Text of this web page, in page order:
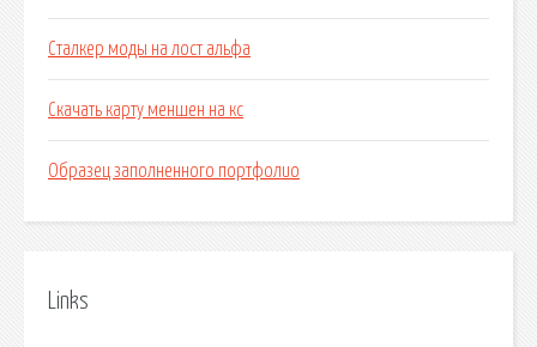
Сталкер моды на лост альфа
Скачать карту меншен на кс
Образец заполненного портфолио
Links